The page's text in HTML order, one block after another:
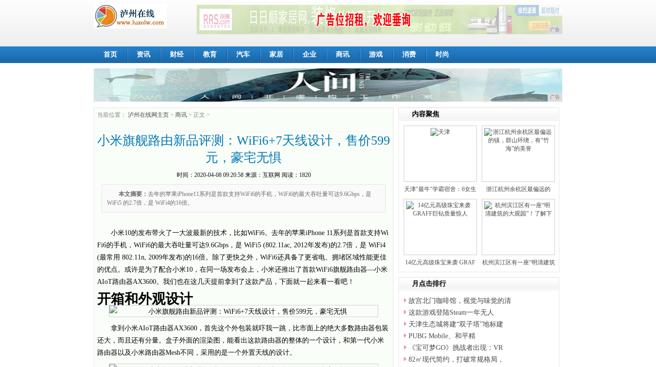
广告
首页 资讯 财经 教育 汽车 家居 企业 商讯 游戏 消费 时尚
广告
当前位置： 泸州在线网主页 > 商讯 > 正文 >
小米旗舰路由新品评测：WiFi6+7天线设计，售价599
元，豪宅无惧
时间： 2020-04-08 09:20:58来源： 互联网 阅读：1820
本文摘要： 去年的苹果iPhone11系列是首款支持WiFi6的手机，WiFi6的最大吞吐量可达9.6Gbps，是
WiFi5 的2.7倍，是 WiFi4的16倍。
小米10的发布带火了一大波最新的技术，比如WiFi6。去年的苹果iPhone 11系列是首款支持Wi
Fi6的手机，WiFi6的最大吞吐量可达9.6Gbps，是 WiFi5 (802.11ac, 2012年发布)的2.7倍，是 WiFi4
(最常用 802.11n, 2009年发布)的16倍。除了更快之外，WiFi6还具备了更省电、拥堵区域性能更佳
的优点。或许是为了配合小米10，在同一场发布会上，小米还推出了首款WiFi6旗舰路由器—小米
AIoT路由器AX3600。我们也在这几天提前拿到了这款产品，下面就一起来看一看吧！
开箱和外观设计
拿到小米AIoT路由器AX3600，首先这个外包装就吓我一跳，比市面上的绝大多数路由器包装
还大，而且还有分量。盒子外面的渲染图，能看出这款路由器的整体的一个设计，和第一代小米
路由器以及小米路由器Mesh不同，采用的是一个外置天线的设计。
内容聚焦
天津"最牛"学霸宿舍：6女生
集
浙江杭州余杭区最偏远的
镇，群山
14亿元高级珠宝来袭 GRAF
杭州滨江区有一座“明清建筑
的大
月点击排行
故宫北门咖啡馆，视觉与味觉的清
这款游戏登陆Steam一年无人
天津生态城将建“双子塔”地标建
PUBG Mobile、和平精
《宝可梦GO》挑战者出现：VR
82㎡现代简约，打破常规格局，